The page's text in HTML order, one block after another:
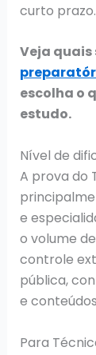
curto prazo.
Veja quais
escolha o
estudo.
Nível de
A prova do
e
o volume
controle
pública,
e
Para